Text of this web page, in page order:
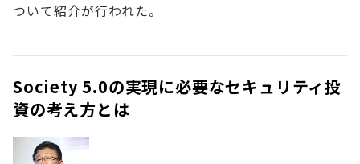
ついて紹介が行われた。
Society 5.0の実現に必要なセキュリティ投
資の考え方とは